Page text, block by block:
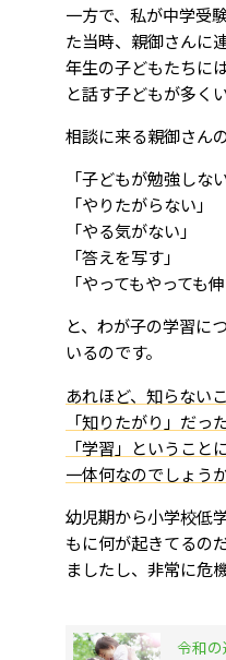
一方で、私が中学受
た当時、親御さんに
年生の子どもたちに
と話す子どもが多く
相談に来る親御さん
「子どもが勉強しない
「やりたがらない」
「やる気がない」
「答えを写す」
「やってもやっても
と、わが子の学習に
いるのです。
あれほど、知らない
「知りたがり」だっ
「学習」ということ
一体何なのでしょうか
幼児期から小学校低
もに何が起きてるの
ましたし、非常に危
令和